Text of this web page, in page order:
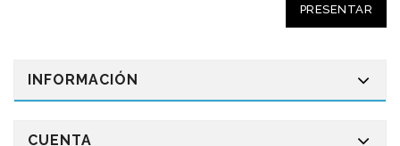
INFORMACIÓN
CUENTA